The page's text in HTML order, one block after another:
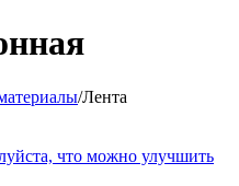
/Лента
что можно улучшить